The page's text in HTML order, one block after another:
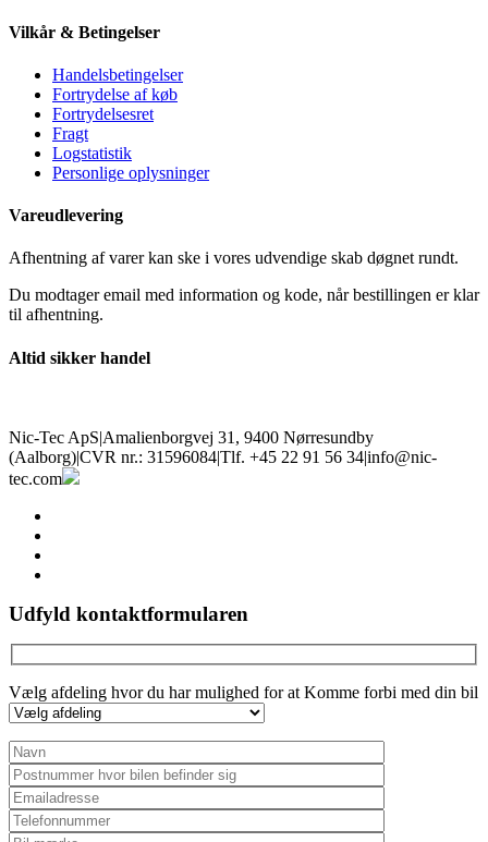
Vilkår & Betingelser
Handelsbetingelser
Fortrydelse af køb
Fortrydelsesret
Fragt
Logstatistik
Personlige oplysninger
Vareudlevering
Afhentning af varer kan ske i vores udvendige skab døgnet rundt.
Du modtager email med information og kode, når bestillingen er klar
til afhentning.
Altid sikker handel
Nic-Tec ApS|Amalienborgvej 31, 9400 Nørresundby
(Aalborg)|CVR nr.: 31596084|Tlf. +45 22 91 56 34|info@nic-
tec.com
Udfyld kontaktformularen
Vælg afdeling hvor du har mulighed for at Komme forbi med din bil